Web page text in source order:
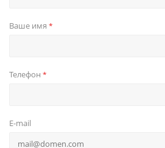
Ваше имя *
Телефон *
E-mail